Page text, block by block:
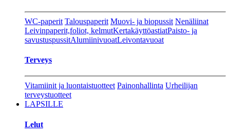
WC-paperit Talouspaperit Muovi- ja biopussit Nenäliinat
Leivinpaperit,foliot, kelmutKertakäyttöastiatPaisto- ja
savustuspussitAlumiinivuoatLeivontavuoat
Terveys
Vitamiinit ja luontaistuotteet Painonhallinta Urheilijan
terveystuotteet
LAPSILLE
Lelut